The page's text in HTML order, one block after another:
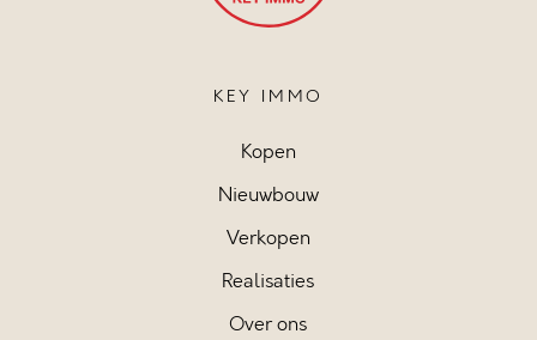
KEY IMMO
Kopen
Nieuwbouw
Verkopen
Realisaties
Over ons